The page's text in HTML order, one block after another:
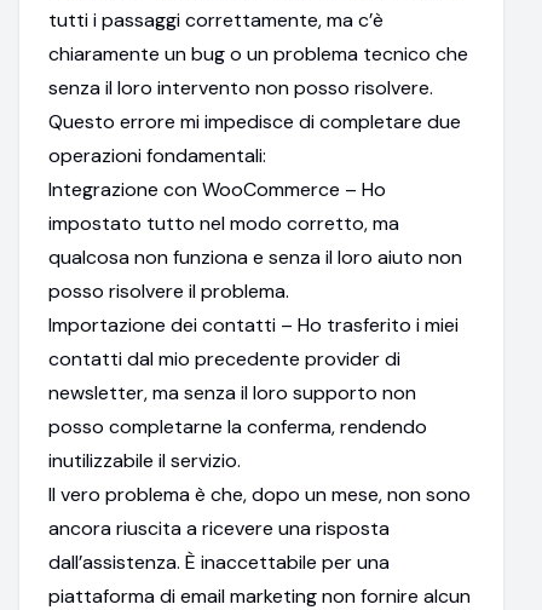
tutti i passaggi correttamente, ma c’è
chiaramente un bug o un problema tecnico che
senza il loro intervento non posso risolvere.
Questo errore mi impedisce di completare due
operazioni fondamentali:
Integrazione con WooCommerce – Ho
impostato tutto nel modo corretto, ma
qualcosa non funziona e senza il loro aiuto non
posso risolvere il problema.
Importazione dei contatti – Ho trasferito i miei
contatti dal mio precedente provider di
newsletter, ma senza il loro supporto non
posso completarne la conferma, rendendo
inutilizzabile il servizio.
Il vero problema è che, dopo un mese, non sono
ancora riuscita a ricevere una risposta
dall’assistenza. È inaccettabile per una
piattaforma di email marketing non fornire alcun